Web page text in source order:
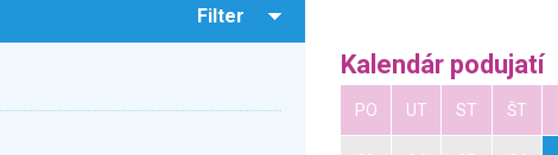
Filter
Kalendár podujatí
PO UT ST ŠT